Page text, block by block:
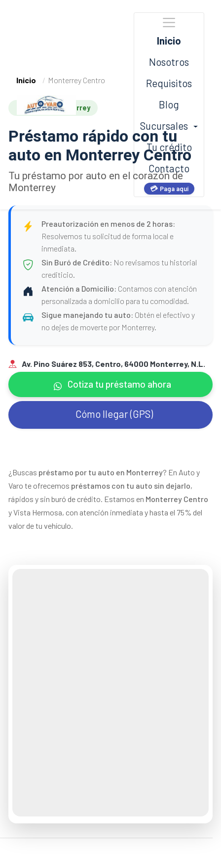
Inicio
Nosotros
Requisitos
Blog
Sucursales
Tu crédito
Contacto
💳 Paga aquí
Inicio Monterrey Centro
Sucursal Monterrey
Préstamo rápido con tu
auto en Monterrey Centro
Tu préstamo por auto en el corazón de
Monterrey
Preautorización en menos de 2 horas:
Resolvemos tu solicitud de forma local e
inmediata.
Sin Buró de Crédito: No revisamos tu historial
crediticio.
Atención a Domicilio: Contamos con atención
personalizada a domicilio para tu comodidad.
Sigue manejando tu auto: Obtén el efectivo y
no dejes de moverte por Monterrey.
Av. Pino Suárez 853, Centro, 64000 Monterrey, N.L.
Cotiza tu préstamo ahora
Cómo llegar (GPS)
¿Buscas préstamo por tu auto en Monterrey? En Auto y
Varo te ofrecemos préstamos con tu auto sin dejarlo,
rápidos y sin buró de crédito. Estamos en Monterrey Centro
y Vista Hermosa, con atención inmediata y hasta el 75% del
valor de tu vehículo.